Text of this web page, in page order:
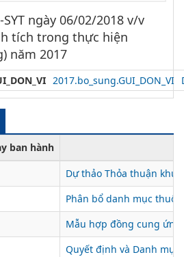
ngày 06/02/2018 v/v
tích trong thực hiện
năm 2017
2017.bo_sung.GUI_DON_VI
ban hành
Dự thảo Thỏa thuận
Phân bổ danh mục
Mẫu hợp đồng cung ứng
Quyết định và Danh